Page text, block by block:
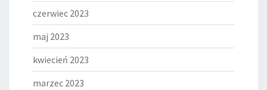
czerwiec 2023
maj 2023
kwiecień 2023
marzec 2023